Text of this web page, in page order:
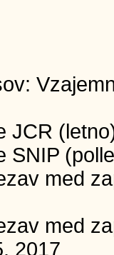
JCR
SNIP
med
med
2017